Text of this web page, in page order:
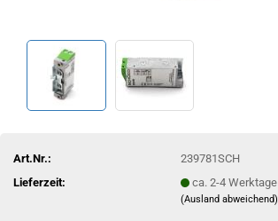
Art.Nr.:
239781SCH
Lieferzeit:
ca. 2-4 Werktage
(Ausland abweichend)